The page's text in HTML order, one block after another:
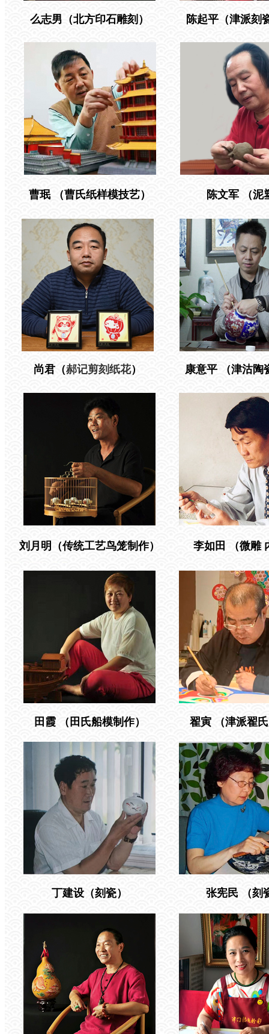
么志男（北方印石雕刻） 陈起平（津派刻
曹珉 （曹氏纸样模技艺） 陈文军 （泥
尚君（郝记剪刻纸花） 康意平 （津沽陶
刘月明（传统工艺鸟笼制作） 李如田 （微雕
田霞 （田氏船模制作） 翟寅 （津派翟
丁建设（刻瓷） 张宪民 （刻